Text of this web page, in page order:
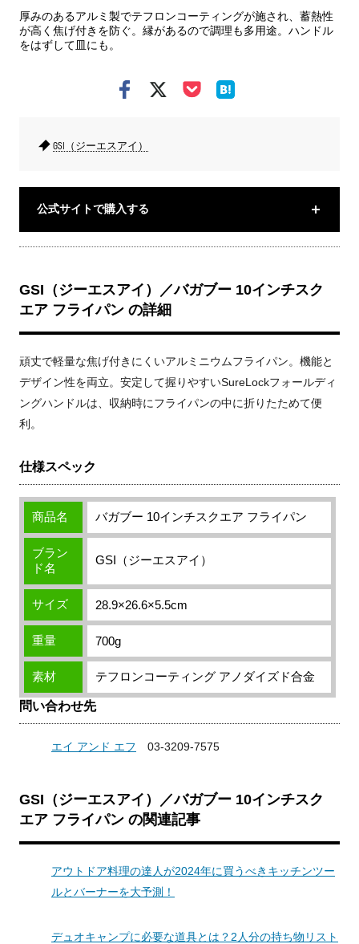
厚みのあるアルミ製でテフロンコーティングが施され、蓄熱性
が高く焦げ付きを防ぐ。縁があるので調理も多用途。ハンドル
をはずして皿にも。
GSI（ジーエスアイ）
公式サイトで購入する
GSI（ジーエスアイ）／バガブー 10インチスク
エア フライパン の詳細
頑丈で軽量な焦げ付きにくいアルミニウムフライパン。機能と
デザイン性を両立。安定して握りやすいSureLockフォールディ
ングハンドルは、収納時にフライパンの中に折りたためて便
利。
仕様スペック
商品名 バガブー 10インチスクエア フライパン
ブラン
ド名
GSI（ジーエスアイ）
サイズ 28.9×26.6×5.5cm
重量 700g
素材 テフロンコーティング アノダイズド合金
問い合わせ先
エイ アンド エフ 03-3209-7575
GSI（ジーエスアイ）／バガブー 10インチスク
エア フライパン の関連記事
アウトドア料理の達人が2024年に買うべきキッチンツー
ルとバーナーを大予測！
デュオキャンプに必要な道具とは？2人分の持ち物リスト